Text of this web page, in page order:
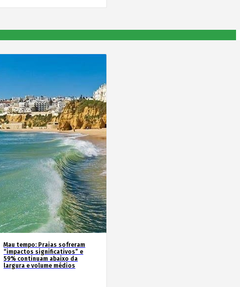
Mau tempo: Praias sofreram
“impactos significativos” e
59% continuam abaixo da
largura e volume médios